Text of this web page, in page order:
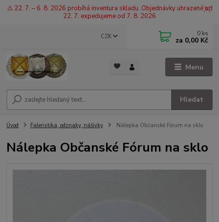
⚠️ 22. 7. – 6. 8. 2026 probíhá inventura skladu. Objednávky uhrazené od
22. 7. expedujeme od 7. 8. 2026
Menu
CZK
Hledat
0 ks
za 0,00 Kč
Úvod Faleristika, odznaky, nášivky Nálepka Občanské Fórum na sklo
Nálepka Občanské Fórum na sklo